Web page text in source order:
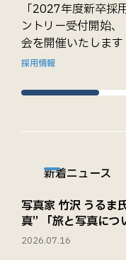
「2027年度新卒採
ントリー受付開始
会を開催いたします
採用情報
新着ニュース
写真家 竹沢 うる
真” 「旅と写真に
2026.07.16